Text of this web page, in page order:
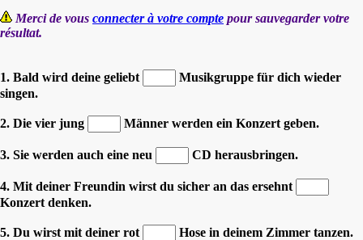
Merci de vous connecter à votre compte pour sauvegarder votre
résultat.
1. Bald wird deine geliebt
Musikgruppe für dich wieder
singen.
2. Die vier jung Männer werden ein Konzert geben.
3. Sie werden auch eine neu CD herausbringen.
4. Mit deiner Freundin wirst du sicher an das ersehnt
Konzert denken.
5. Du wirst mit deiner rot Hose in deinem Zimmer tanzen.